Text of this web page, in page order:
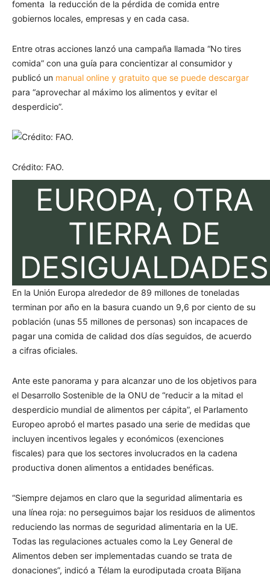
fomenta la reducción de la pérdida de comida entre
gobiernos locales, empresas y en cada casa.
Entre otras acciones lanzó una campaña llamada “No tires
comida” con una guía para concientizar al consumidor y
publicó un manual online y gratuito que se puede descargar
para “aprovechar al máximo los alimentos y evitar el
desperdicio”.
Crédito: FAO.
EUROPA, OTRA
TIERRA DE
DESIGUALDADES
En la Unión Europa alrededor de 89 millones de toneladas
terminan por año en la basura cuando un 9,6 por ciento de su
población (unas 55 millones de personas) son incapaces de
pagar una comida de calidad dos días seguidos, de acuerdo
a cifras oficiales.
Ante este panorama y para alcanzar uno de los objetivos para
el Desarrollo Sostenible de la ONU de “reducir a la mitad el
desperdicio mundial de alimentos per cápita”, el Parlamento
Europeo aprobó el martes pasado una serie de medidas que
incluyen incentivos legales y económicos (exenciones
fiscales) para que los sectores involucrados en la cadena
productiva donen alimentos a entidades benéficas.
“Siempre dejamos en claro que la seguridad alimentaria es
una línea roja: no perseguimos bajar los residuos de alimentos
reduciendo las normas de seguridad alimentaria en la UE.
Todas las regulaciones actuales como la Ley General de
Alimentos deben ser implementadas cuando se trata de
donaciones”, indicó a Télam la eurodiputada croata Biljana